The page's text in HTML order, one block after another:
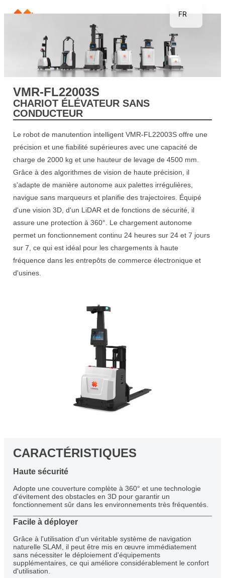
VMR-FL22003S
CHARIOT ÉLÉVATEUR SANS
CONDUCTEUR
Le robot de manutention intelligent VMR-FL22003S offre une
précision et une fiabilité supérieures avec une capacité de
charge de 2000 kg et une hauteur de levage de 4500 mm.
Grâce à des algorithmes de vision de haute précision, il
s'adapte de manière autonome aux palettes irrégulières,
navigue sans marqueurs et planifie des trajectoires. Équipé
d'une vision 3D, d'un LiDAR et de fonctions de sécurité, il
assure une protection à 360°. Le chargement autonome
permet un fonctionnement continu 24 heures sur 24 et 7 jours
sur 7, ce qui est idéal pour les chargements à haute
fréquence dans les entrepôts de commerce électronique et
d'usines.
CARACTÉRISTIQUES
Haute sécurité
Adopte une couverture complète à 360° et une technologie
d'évitement des obstacles en 3D pour garantir un
fonctionnement sûr dans les environnements très fréquentés.
Facile à déployer
Grâce à l'utilisation d'un véritable système de navigation
naturelle SLAM, il peut être mis en œuvre immédiatement
sans nécessiter le déploiement d'équipements
supplémentaires, ce qui améliore considérablement le confort
d'utilisation.
FR
EN
KR